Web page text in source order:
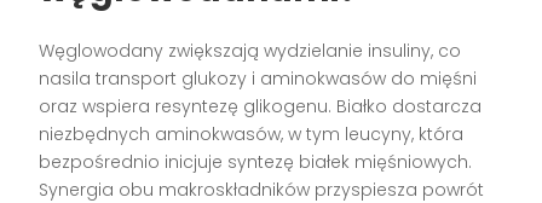
Węglowodany zwiększają wydzielanie insuliny, co
nasila transport glukozy i aminokwasów do mięśni
oraz wspiera resyntezę glikogenu. Białko dostarcza
niezbędnych aminokwasów, w tym leucyny, która
bezpośrednio inicjuje syntezę białek mięśniowych.
Synergia obu makroskładników przyspiesza powrót